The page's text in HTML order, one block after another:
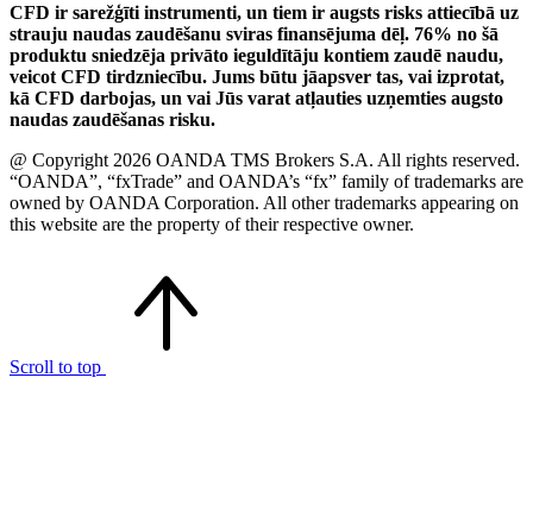
CFD ir sarežģīti instrumenti, un tiem ir augsts risks attiecībā uz
strauju naudas zaudēšanu sviras finansējuma dēļ. 76% no šā
produktu sniedzēja privāto ieguldītāju kontiem zaudē naudu,
veicot CFD tirdzniecību. Jums būtu jāapsver tas, vai izprotat,
kā CFD darbojas, un vai Jūs varat atļauties uzņemties augsto
naudas zaudēšanas risku.
@ Copyright 2026 OANDA TMS Brokers S.A. All rights reserved.
“OANDA”, “fxTrade” and OANDA’s “fx” family of trademarks are
owned by OANDA Corporation. All other trademarks appearing on
this website are the property of their respective owner.
Scroll to top